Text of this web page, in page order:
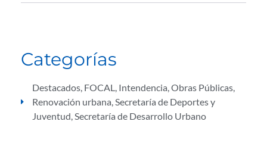
Categorías
Destacados FOCAL Intendencia Obras Públicas
Renovación urbana Secretaría de Deportes y
Juventud Secretaría de Desarrollo Urbano